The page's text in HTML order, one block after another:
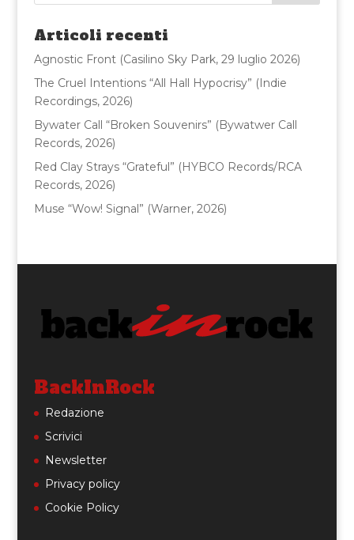
o
o
k
di
Articoli recenti
Agnostic Front (Casilino Sky Park, 29 luglio 2026)
The Cruel Intentions “All Hall Hypocrisy” (Indie
Recordings, 2026)
Bywater Call “Broken Souvenirs” (Bywatwer Call
Records, 2026)
Red Clay Strays “Grateful” (HYBCO Records/RCA
Records, 2026)
Muse “Wow! Signal” (Warner, 2026)
BackInRock
Redazione
Scrivici
Newsletter
Privacy policy
Cookie Policy